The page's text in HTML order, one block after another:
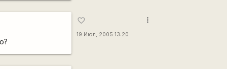
favorite_border
19 Июл, 2005 13:20
more_vert